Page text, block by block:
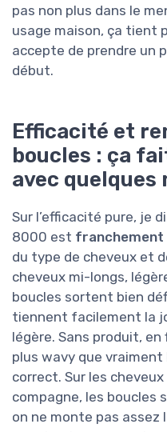
pas non plus dans le
usage maison, ça tient
accepte de prendre un
début.
Efficacité et
boucles : ça
avec quelques
Sur l’efficacité pure, je
8000 est franchement
du type de cheveux et
cheveux mi-longs,
boucles sortent bien
tiennent facilement la
légère. Sans produit,
plus wavy que
correct. Sur les
compagne, les boucles
on ne monte pas